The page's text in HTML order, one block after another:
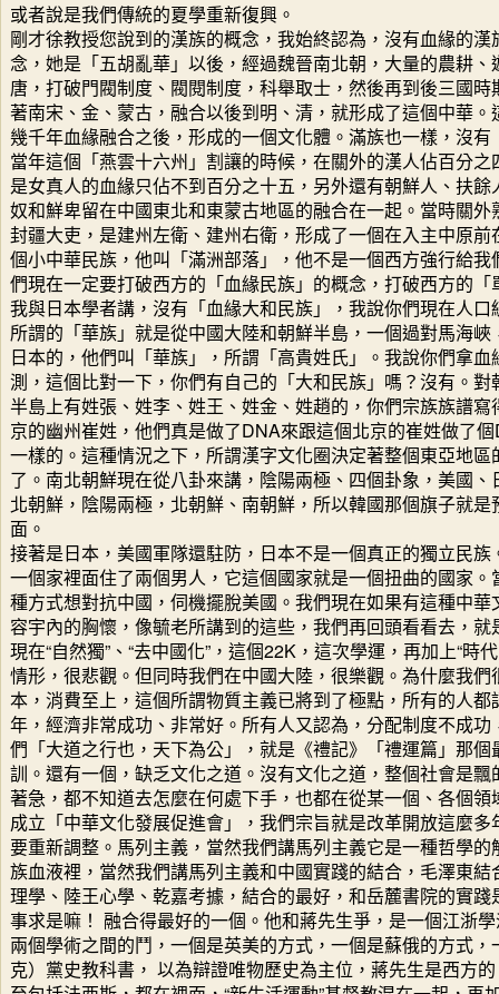
或者說是我們傳統的夏學重新復興。
剛才徐教授您說到的漢族的概念，我始終認為，沒有血緣的
念，她是「五胡亂華」以後，經過魏晉南北朝，大量的農耕
唐，打破門閥制度、閥閱制度，科舉取士，然後再到後三國
著南宋、金、蒙古，融合以後到明、清，就形成了這個中華
幾千年血緣融合之後，形成的一個文化體。滿族也一樣，沒
當年這個「燕雲十六州」割讓的時候，在關外的漢人佔百分
是女真人的血緣只佔不到百分之十五，另外還有朝鮮人、扶
奴和鮮卑留在中國東北和東蒙古地區的融合在一起。當時關
封疆大吏，是建州左衛、建州右衛，形成了一個在入主中原
個小中華民族，他叫「滿洲部落」，他不是一個西方強行給
們現在一定要打破西方的「血緣民族」的概念，打破西方的
我與日本學者講，沒有「血緣大和民族」，我說你們現在人
所謂的「華族」就是從中國大陸和朝鮮半島，一個過對馬海
日本的，他們叫「華族」，所謂「高貴姓氏」。我說你們拿
測，這個比對一下，你們有自己的「大和民族」嗎？沒有。
半島上有姓張、姓李、姓王、姓金、姓趙的，你們宗族族譜
京的幽州崔姓，他們真是做了DNA來跟這個北京的崔姓做了
一樣的。這種情況之下，所謂漢字文化圈決定著整個東亞地
了。南北朝鮮現在從八卦來講，陰陽兩極、四個卦象，美國
北朝鮮，陰陽兩極，北朝鮮、南朝鮮，所以韓國那個旗子就
面。
接著是日本，美國軍隊還駐防，日本不是一個真正的獨立民
一個家裡面住了兩個男人，它這個國家就是一個扭曲的國家
種方式想對抗中國，伺機擺脫美國。我們現在如果有這種中
容宇內的胸懷，像毓老所講到的這些，我們再回頭看看去，
現在“自然獨”、“去中國化”，這個22K，這次學運，再加上“時
情形，很悲觀。但同時我們在中國大陸，很樂觀。為什麼我
本，消費至上，這個所謂物質主義已將到了極點，所有的人
年，經濟非常成功、非常好。所有人又認為，分配制度不成
們「大道之行也，天下為公」，就是《禮記》「禮運篇」那
訓。還有一個，缺乏文化之道。沒有文化之道，整個社會是
著急，都不知道去怎麼在何處下手，也都在從某一個、各個
成立「中華文化發展促進會」，我們宗旨就是改革開放這麼
要重新調整。馬列主義，當然我們講馬列主義它是一種哲學
族血液裡，當然我們講馬列主義和中國實踐的結合，毛澤東
理學、陸王心學、乾嘉考據，結合的最好，和岳麓書院的實
事求是嘛！ 融合得最好的一個。他和蔣先生爭，是一個江浙
兩個學術之間的鬥，一個是英美的方式，一個是蘇俄的方式
克）黨史教科書， 以為辯證唯物歷史為主位，蔣先生是西方